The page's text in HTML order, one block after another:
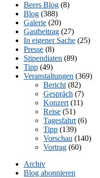
Beers Blog (8)
Blog (388)
Galerie (20)
Gastbeitrag (27)
In eigener Sache (25)
Presse (8)
Stipendiaten (89)
Tipp (49)
Veranstaltungen (369)
Bericht (82)
Gespräch (7)
Konzert (11)
Reise (51)
Tagesfahrt (6)
Tipp (139)
Vorschau (140)
Vortrag (60)
Archiv
Blog abonnieren